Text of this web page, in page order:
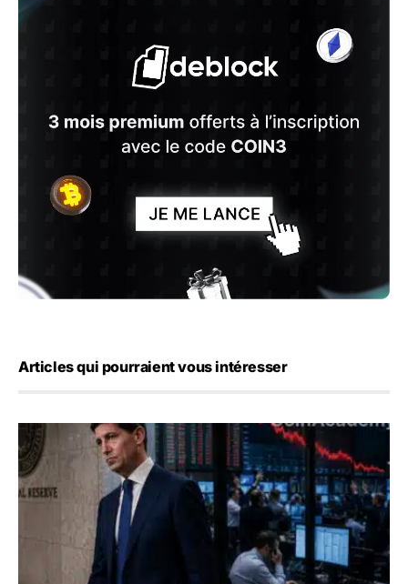
Articles qui pourraient vous intéresser
Kevin Warsh maintient sa communication minimaliste